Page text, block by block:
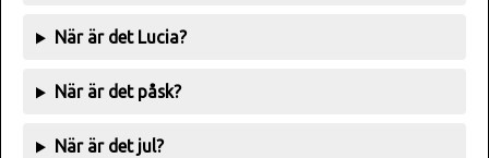
När är det Lucia?
När är det påsk?
När är det jul?